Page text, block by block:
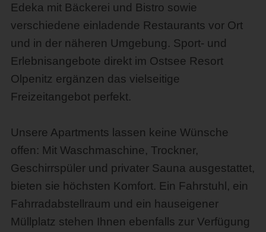
Edeka mit Bäckerei und Bistro sowie
verschiedene einladende Restaurants vor Ort
und in der näheren Umgebung. Sport- und
Erlebnisangebote direkt im Ostsee Resort
Olpenitz ergänzen das vielseitige
Freizeitangebot perfekt.
Unsere Apartments lassen keine Wünsche
offen: Mit Waschmaschine, Trockner,
Geschirrspüler und privater Sauna ausgestattet,
bieten sie höchsten Komfort. Ein Fahrstuhl, ein
Fahrradabstellraum und ein hauseigener
Müllplatz stehen Ihnen ebenfalls zur Verfügung